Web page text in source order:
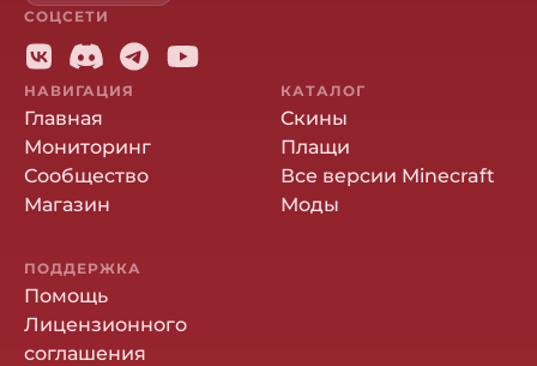
СОЦСЕТИ
НАВИГАЦИЯ
Главная
Мониторинг
Сообщество
Магазин
КАТАЛОГ
Скины
Плащи
Все версии Minecraft
Моды
ПОДДЕРЖКА
Помощь
Лицензионного
соглашения